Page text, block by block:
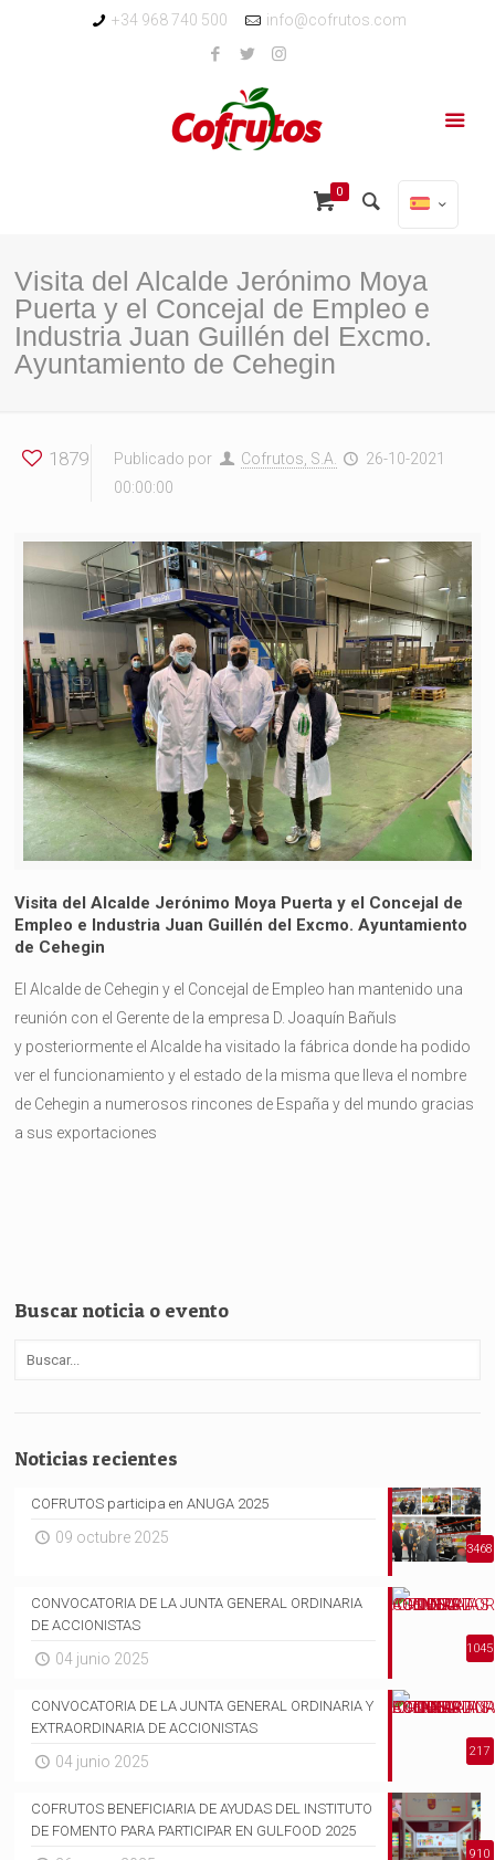
+34 968 740 500 info@cofrutos.com
0
Visita del Alcalde Jerónimo Moya
Puerta y el Concejal de Empleo e
Industria Juan Guillén del Excmo.
Ayuntamiento de Cehegin
1879 Publicado por Cofrutos, S.A.
26-10-2021
00:00:00
Visita del Alcalde Jerónimo Moya Puerta y el Concejal de
Empleo e Industria Juan Guillén del Excmo. Ayuntamiento
de Cehegin
El Alcalde de Cehegin y el Concejal de Empleo han mantenido una
reunión con el Gerente de la empresa D. Joaquín Bañuls
y posteriormente el Alcalde ha visitado la fábrica donde ha podido
ver el funcionamiento y el estado de la misma que lleva el nombre
de Cehegin a numerosos rincones de España y del mundo gracias
a sus exportaciones
Buscar noticia o evento
Noticias recientes
3468
COFRUTOS participa en ANUGA 2025
09 octubre 2025
1045
CONVOCATORIA DE LA JUNTA GENERAL ORDINARIA
DE ACCIONISTAS
04 junio 2025
217
CONVOCATORIA DE LA JUNTA GENERAL ORDINARIA Y
EXTRAORDINARIA DE ACCIONISTAS
04 junio 2025
910
COFRUTOS BENEFICIARIA DE AYUDAS DEL INSTITUTO
DE FOMENTO PARA PARTICIPAR EN GULFOOD 2025